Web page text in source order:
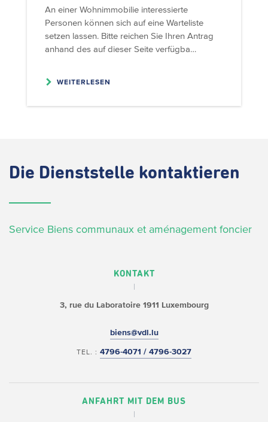
An einer Wohnimmobilie interessierte
Personen können sich auf eine Warteliste
setzen lassen. Bitte reichen Sie Ihren Antrag
anhand des auf dieser Seite verfügba…
WEITERLESEN
Die Dienststelle kontaktieren
Service Biens communaux et aménagement foncier
KONTAKT
3, rue du Laboratoire1911 Luxembourg
biens@vdl.lu
TEL. : 4796-4071 / 4796-3027
ANFAHRT MIT DEM BUS